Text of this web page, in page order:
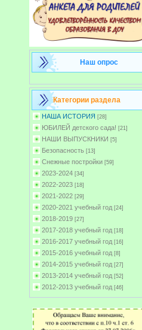
Наш опрос
Категории раздела
НАША ИСТОРИЯ [28]
ЮБИЛЕЙ детского сада! [21]
НАШИ ВЫПУСКНИКИ [5]
Безопасность [13]
Снежные постройки [59]
2023-2024 [34]
2022-2023 [18]
2021-2022 [29]
2020-2021 учебный год [24]
2018-2019 [27]
2017-2018 учебный год [18]
2016-2017 учебный год [16]
2015-2016 учебный год [8]
2014-2015 учебный год [27]
2013-2014 учебный год [52]
2012-2013 учебный год [46]